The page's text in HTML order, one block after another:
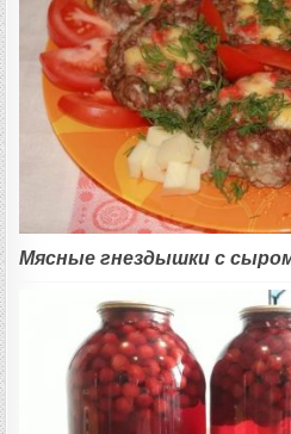
Мясные гнездышки с